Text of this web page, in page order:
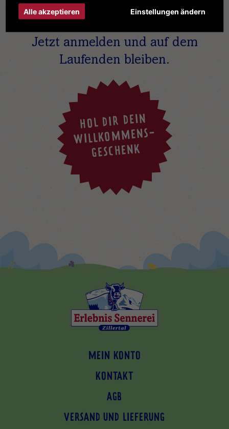
Alle akzeptieren Einstellungen ändern
Immer
UP TO DATE
Jetzt anmelden und auf dem
Laufenden bleiben.
HOL DIR DEIN
WILLKOMMENS-
GESCHENK
MEIN KONTO
KONTAKT
AGB
VERSAND UND LIEFERUNG